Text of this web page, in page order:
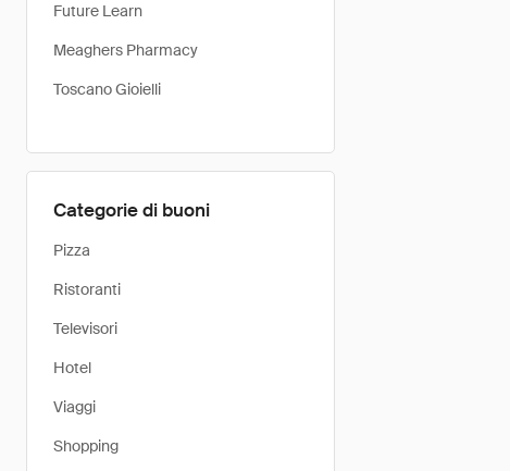
Future Learn
Meaghers Pharmacy
Toscano Gioielli
Categorie di buoni
Pizza
Ristoranti
Televisori
Hotel
Viaggi
Shopping